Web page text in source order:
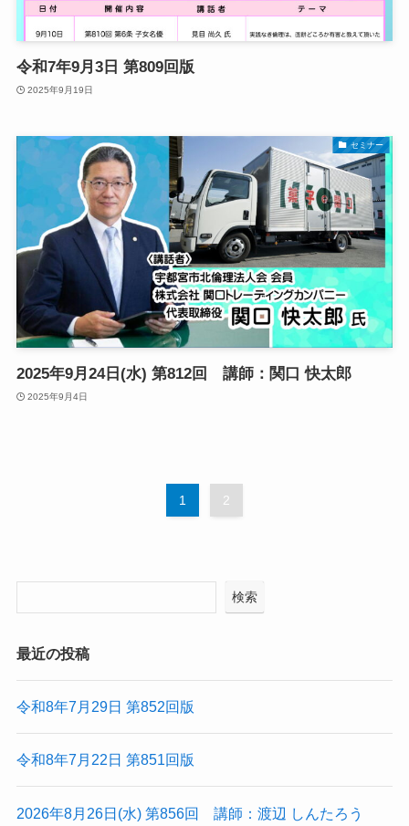
令和7年9月3日 第809回版
2025年9月19日
セミナー
2025年9月24日(水) 第812回 講師：関口 快太郎
2025年9月4日
1 2
検索
最近の投稿
令和8年7月29日 第852回版
令和8年7月22日 第851回版
2026年8月26日(水) 第856回 講師：渡辺 しんたろう